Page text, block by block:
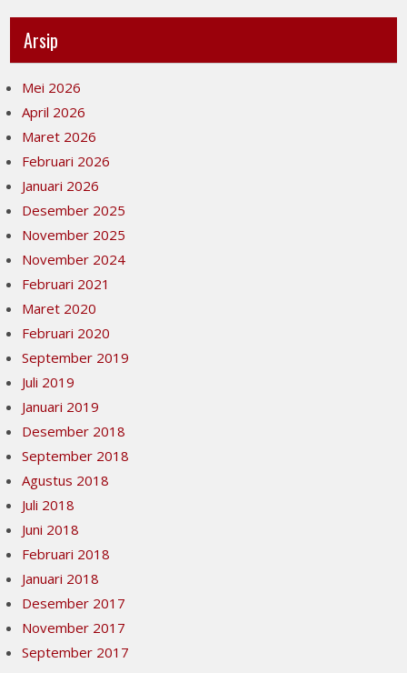
Arsip
Mei 2026
April 2026
Maret 2026
Februari 2026
Januari 2026
Desember 2025
November 2025
November 2024
Februari 2021
Maret 2020
Februari 2020
September 2019
Juli 2019
Januari 2019
Desember 2018
September 2018
Agustus 2018
Juli 2018
Juni 2018
Februari 2018
Januari 2018
Desember 2017
November 2017
September 2017